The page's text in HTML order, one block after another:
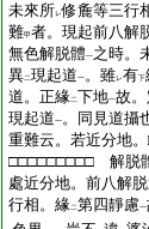
未來所レ修麁等三行
難甲者。現起前八解
無色解脱體一之時。
異二現起道一。雖レ有下
道。正緣二下地一故
現起道一。同見道攝
重難云。若近分地
□□□□□□□□□ 解脱
處近分地。前八解
行相。緣二第四靜慮一